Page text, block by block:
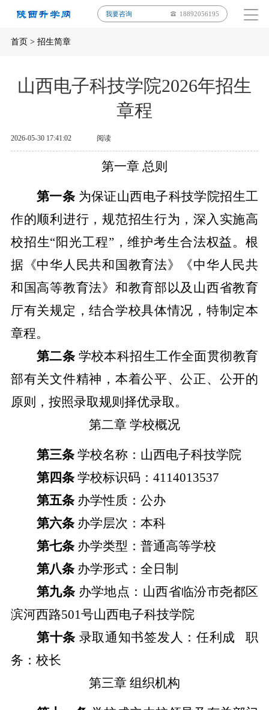
我要咨询 18892056195
首页> 招生简章
山西电子科技学院2026年招生
章程
2026-05-30 17:41:02 阅读
第一章 总则
第一条 为保证山西电子科技学院招生工
作的顺利进行，规范招生行为，深入实施高
校招生“阳光工程”，维护考生合法权益。根
据《中华人民共和国教育法》《中华人民共
和国高等教育法》和教育部以及山西省教育
厅有关规定，结合学校具体情况，特制定本
章程。
第二条 学校本科招生工作全面贯彻教育
部有关文件精神，本着公平、公正、公开的
原则，按照录取规则择优录取。
第二章 学校概况
第三条 学校名称：山西电子科技学院
第四条 学校标识码： 4114013537
第五条 办学性质：公办
第六条 办学层次：本科
第七条 办学类型：普通高等学校
第八条 办学形式：全日制
第九条 办学地点：山西省临汾市尧都区
滨河西路501号山西电子科技学院
第十条 录取通知书签发人：任利成
职
务：校长
第三章 组织机构